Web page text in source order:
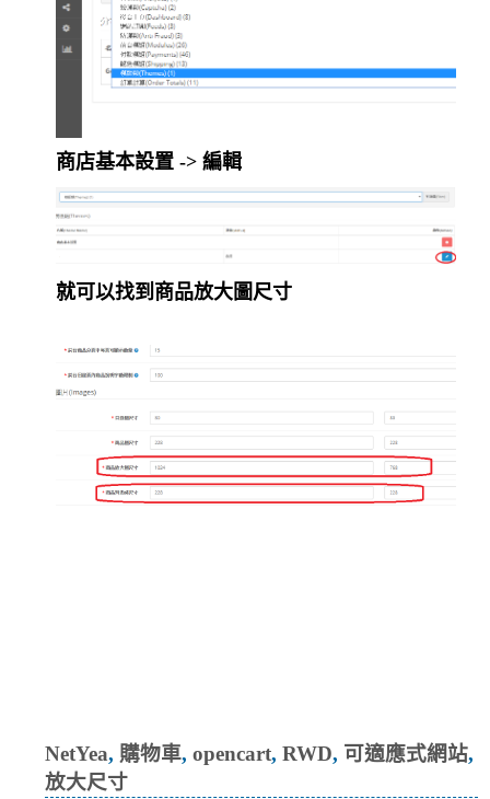
商店基本設置 -> 編輯
就可以找到商品放大圖尺寸
NetYea, 購物車,opencart,RWD, 可適應式網站,
放大尺寸